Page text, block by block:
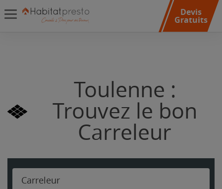
Devis
Gratuits
Toulenne :
Trouvez le bon
Carreleur
Carreleur